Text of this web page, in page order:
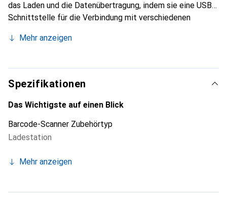
das Laden und die Datenübertragung, indem sie eine USB-
Schnittstelle für die Verbindung mit verschiedenen
mit einem separaten Akku-Slot, was eine flexible
Einsatz in Büros oder Lagerhäusern, wo eine ständige
Verfügbarkeit der Geräte erforderlich ist. Mit ihrem
kompakten Design und der einfachen Handhabung ist sie
eine wertvolle Ergänzung für jede Arbeitsumgebung, die
Dolphin 70e Black Homebase gewährleistet eine
zuverlässige Stromversorgung und eine effiziente
Mehr anzeigen
Spezifikationen
Das Wichtigste auf einen Blick
Barcode-Scanner Zubehörtyp
Ladestation
Mehr anzeigen